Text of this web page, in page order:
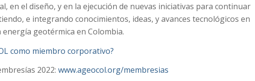
en el diseño, y en la ejecución de nuevas iniciativas para continuar
e integrando conocimientos, ideas, y avances tecnológicos en
geotérmica en Colombia.
como miembro corporativo?
2022: www.ageocol.org/membresias